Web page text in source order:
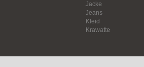
Jacke
Jeans
Kleid
Krawatte